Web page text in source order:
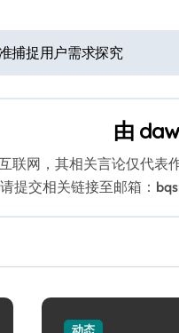
捕捉用户需求探究
由
联网，其相关言论仅代
提交相关链接至邮箱：
动态